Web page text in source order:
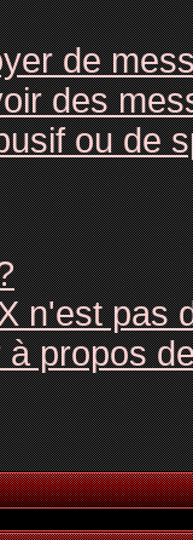
de
des
ou de
n'est pas
propos